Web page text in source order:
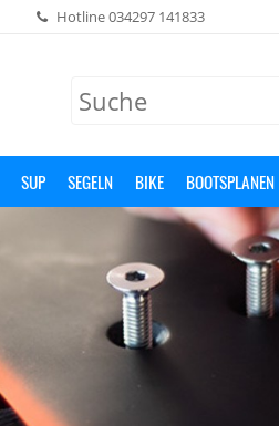
Hotline034297 141833
SUP SEGELN BIKE BOOTSPLANEN